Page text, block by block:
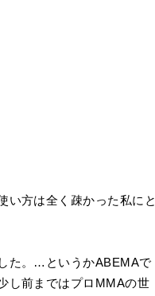
い方は全く疎かった私にと
た。…というかABEMAで
し前まではプロMMAの世